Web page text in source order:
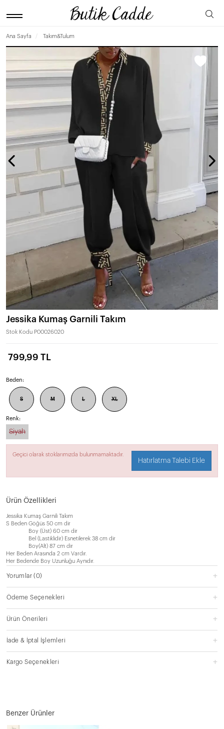
Ana Sayfa Takım&Tulum
Jessika Kumaş Garnili Takım
Stok Kodu P00026020
799,99 TL
Beden:
S M L XL
Renk:
Siyah
Geçici olarak stoklarımızda bulunmamaktadır.
Hatırlatma Talebi Ekle
Ürün Özellikleri
Jessika Kumaş Garnili Takım
S Beden Göğüs 50 cm dir
Boy (Üst) 60 cm dir
Bel (Lastiklidir) Esnetilerek 38 cm dir
Boy(Alt) 87 cm dir
Her Beden Arasında 2 cm Vardır.
Her Bedende Boy Uzunluğu Aynıdır.
Yorumlar(0)
Ödeme Seçenekleri
Ürün Önerileri
İade & İptal İşlemleri
Kargo Seçenekleri
Benzer Ürünler